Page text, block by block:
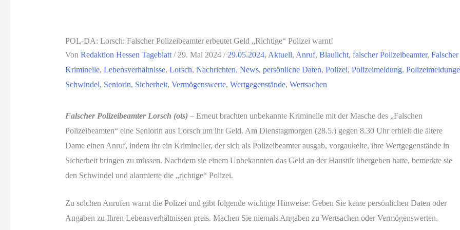
POL-DA: Lorsch: Falscher Polizeibeamter erbeutet Geld „Richtige“ Polizei warnt!
Von Redaktion Hessen Tageblatt / 29. Mai 2024 / 29.05.2024, Aktuell, Anruf, Blaulicht, falscher Polizeibeamter,
Kriminelle, Lebensverhältnisse, Lorsch, Nachrichten, News, persönliche Daten, Polizei, Polizeimeldung,
Schwindel, Seniorin, Sicherheit, Vermögenswerte, Wertgegenstände, Wertsachen
Falscher Polizeibeamter Lorsch (ots)– Erneut brachten unbekannte Kriminelle mit der Masche des „Falschen
Polizeibeamten“ eine Seniorin aus Lorsch um ihr Geld. Am Dienstagmorgen (28.5.) gegen 8.30 Uhr erhielt die ältere
Dame einen Anruf, indem ihr ein Krimineller, der sich als Polizeibeamter ausgab, vorgaukelte, ihre Wertgegenstände in
Sicherheit bringen zu müssen. Nachdem sie einem Unbekannten das Geld an der Haustür übergeben hatte, bemerkte sie
den Schwindel und alarmierte die „richtige“ Polizei.
Zu solchen Anrufen warnt die Polizei und gibt folgende wichtige Hinweise: Geben Sie keine persönlichen Daten oder
Angaben zu Ihren Lebensverhältnissen preis. Machen Sie niemals Angaben zu Wertsachen oder Vermögenswerten.